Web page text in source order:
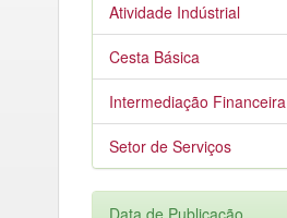
Atividade Indústrial
Cesta Básica
Intermediação Financeira
Setor de Serviços
Data de Publicação